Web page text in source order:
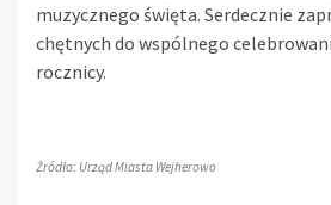
muzycznego święta. Serdecznie
chętnych do wspólnego
rocznicy.
Źródło: Urząd Miasta Wejherowo